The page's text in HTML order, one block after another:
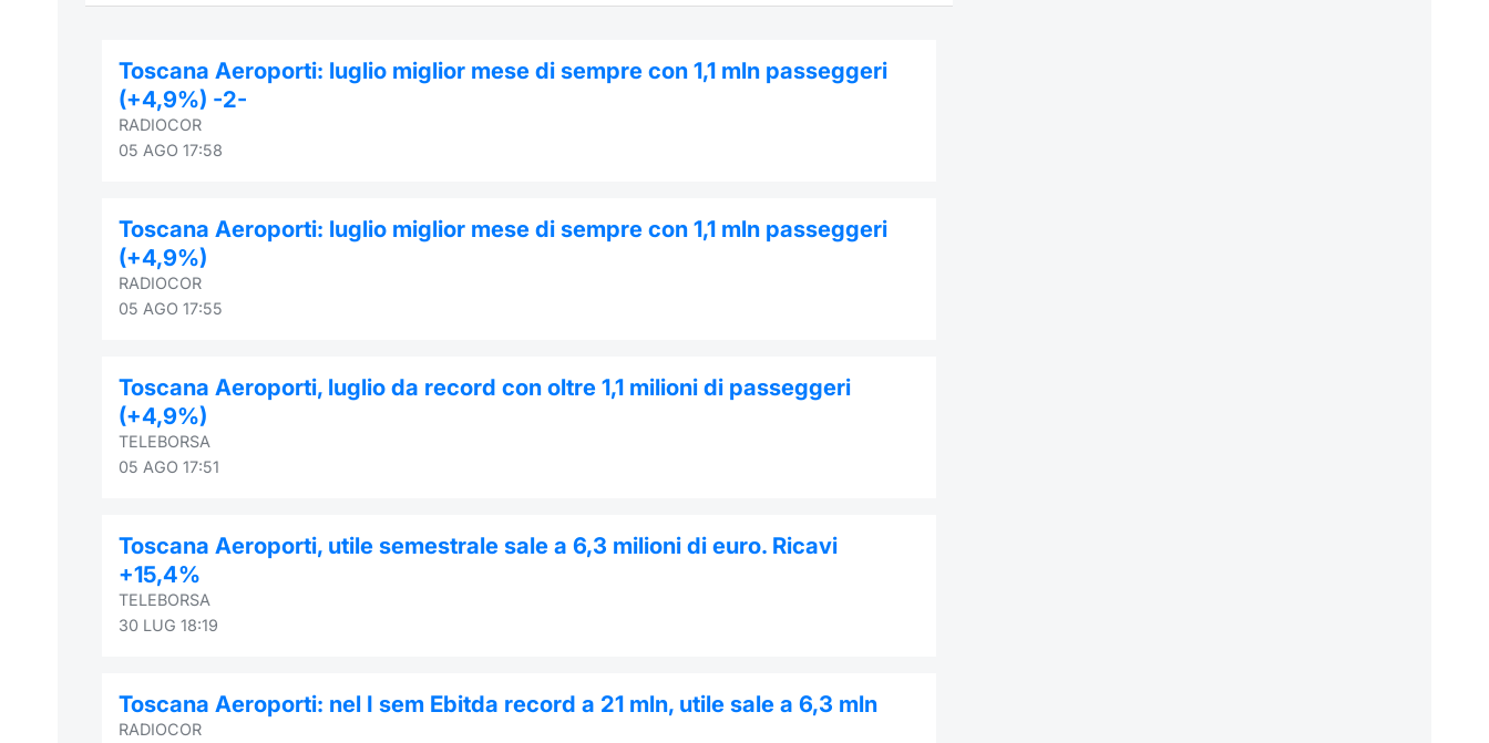
Toscana Aeroporti: luglio miglior mese di sempre con 1,1 mln passeggeri
(+4,9%) -2-
RADIOCOR
05 AGO 17:58
Toscana Aeroporti: luglio miglior mese di sempre con 1,1 mln passeggeri
(+4,9%)
RADIOCOR
05 AGO 17:55
Toscana Aeroporti, luglio da record con oltre 1,1 milioni di passeggeri
(+4,9%)
TELEBORSA
05 AGO 17:51
Toscana Aeroporti, utile semestrale sale a 6,3 milioni di euro. Ricavi
+15,4%
TELEBORSA
30 LUG 18:19
Toscana Aeroporti: nel I sem Ebitda record a 21 mln, utile sale a 6,3 mln
RADIOCOR